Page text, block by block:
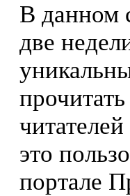
В данном
две
это
портале